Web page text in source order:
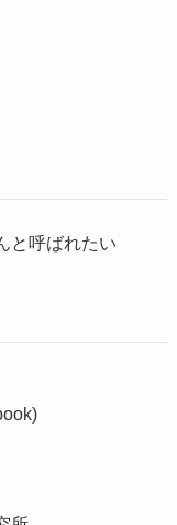
と呼ばれたい